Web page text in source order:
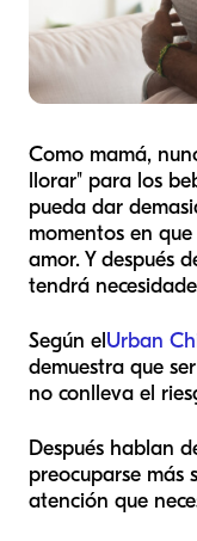
Como mamá,
llorar" para los
pueda dar
momentos en
amor. Y después
tendrá
Según elUrban
demuestra que
no conlleva el
Después hablan
preocuparse más
atención que